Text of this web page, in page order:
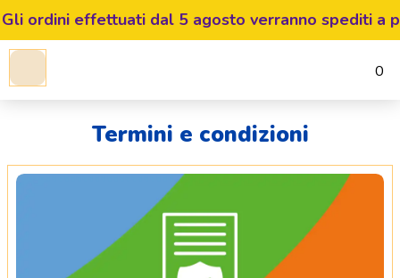
effettuati dal 5 agosto verranno spediti a partire
0
Termini e condizioni